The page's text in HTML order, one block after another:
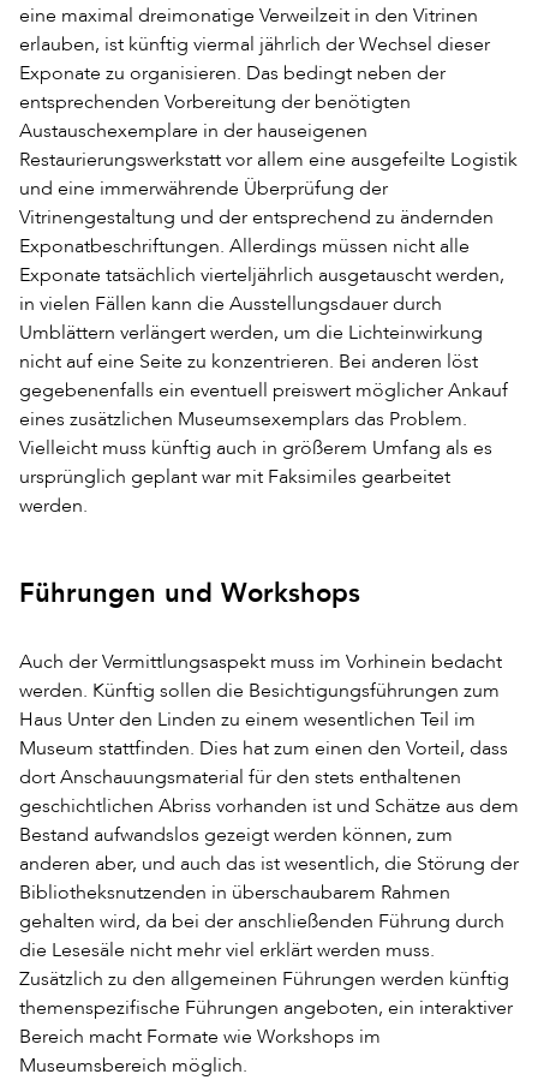
eine maximal dreimonatige Verweilzeit in den Vitrinen
erlauben, ist künftig viermal jährlich der Wechsel dieser
Exponate zu organisieren. Das bedingt neben der
entsprechenden Vorbereitung der benötigten
Austauschexemplare in der hauseigenen
Restaurierungswerkstatt vor allem eine ausgefeilte Logistik
und eine immerwährende Überprüfung der
Vitrinengestaltung und der entsprechend zu ändernden
Exponatbeschriftungen. Allerdings müssen nicht alle
Exponate tatsächlich vierteljährlich ausgetauscht werden,
in vielen Fällen kann die Ausstellungsdauer durch
Umblättern verlängert werden, um die Lichteinwirkung
nicht auf eine Seite zu konzentrieren. Bei anderen löst
gegebenenfalls ein eventuell preiswert möglicher Ankauf
eines zusätzlichen Museumsexemplars das Problem.
Vielleicht muss künftig auch in größerem Umfang als es
ursprünglich geplant war mit Faksimiles gearbeitet
werden.
Führungen und Workshops
Auch der Vermittlungsaspekt muss im Vorhinein bedacht
werden. Künftig sollen die Besichtigungsführungen zum
Haus Unter den Linden zu einem wesentlichen Teil im
Museum stattfinden. Dies hat zum einen den Vorteil, dass
dort Anschauungsmaterial für den stets enthaltenen
geschichtlichen Abriss vorhanden ist und Schätze aus dem
Bestand aufwandslos gezeigt werden können, zum
anderen aber, und auch das ist wesentlich, die Störung der
Bibliotheksnutzenden in überschaubarem Rahmen
gehalten wird, da bei der anschließenden Führung durch
die Lesesäle nicht mehr viel erklärt werden muss.
Zusätzlich zu den allgemeinen Führungen werden künftig
themenspezifische Führungen angeboten, ein interaktiver
Bereich macht Formate wie Workshops im
Museumsbereich möglich.